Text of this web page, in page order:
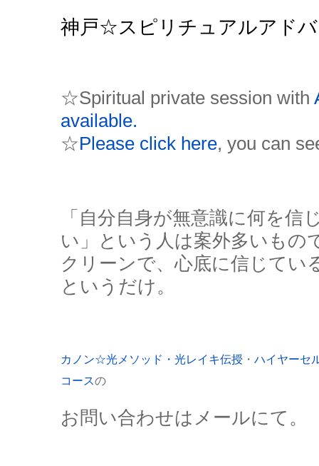
神戸☆スピリチュアルアド
☆Spiritual private session with
available.
☆Please click here, you can
「自分自身が無意識に何を信
い」という人は案外多いもの
クリーンで、心底に信じてい
というだけ。
カノン☆光メソッド・光レイキ伝授 ・ ハイヤーセ
コースの
お問い合わせはメールにて。